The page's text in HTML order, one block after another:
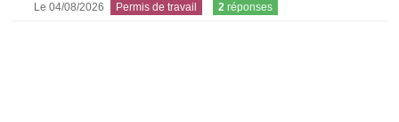
Le 04/08/2026 Permis de travail 2 réponses